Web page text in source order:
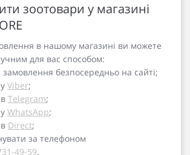
зоотовари у магазині
в нашому магазині ви можете
для вас способом:
безпосередньо на сайті;
Viber;
Telegram;
WhatsApp;
Direct;
за телефоном
49-59.